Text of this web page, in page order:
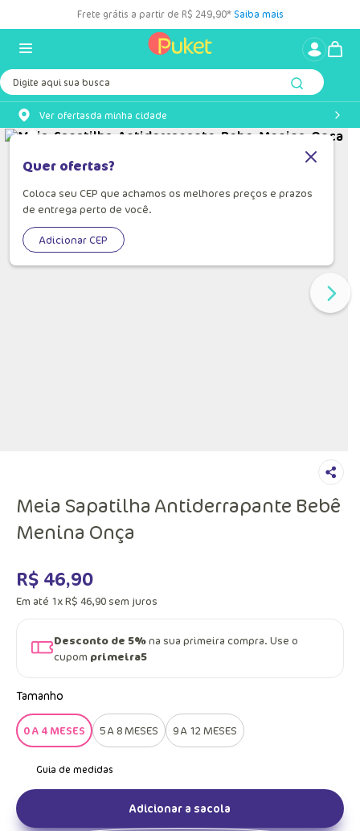
Frete grátis a partir de R$ 249,90* Saiba mais
Digite aqui sua busca
Ver ofertasda minha cidade
Quer ofertas?
Coloca seu CEP que achamos os melhores preços e prazos
de entrega perto de você.
Adicionar CEP
Meia Sapatilha Antiderrapante Bebê
Menina Onça
R$ 46,90
Em até 1xR$ 46,90 sem juros
Desconto de 5%na sua primeira compra. Use o
cupom primeira5
Tamanho
0 A 4 MESES 5 A 8 MESES 9 A 12 MESES
Adicionar a sacola